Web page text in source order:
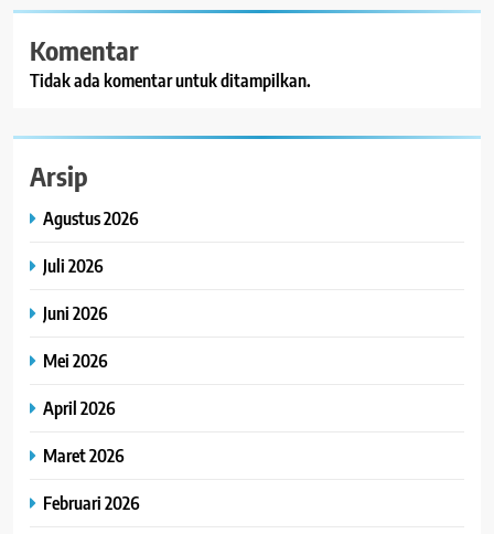
Komentar
Tidak ada komentar untuk ditampilkan.
Arsip
Agustus 2026
Juli 2026
Juni 2026
Mei 2026
April 2026
Maret 2026
Februari 2026